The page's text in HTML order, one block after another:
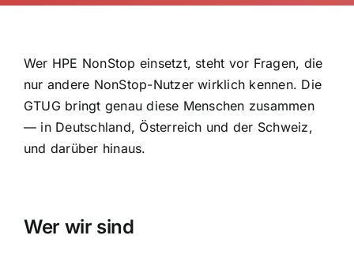
Wer HPE NonStop einsetzt, steht vor Fragen, die
nur andere NonStop-Nutzer wirklich kennen. Die
GTUG bringt genau diese Menschen zusammen
— in Deutschland, Österreich und der Schweiz,
und darüber hinaus.
Wer wir sind